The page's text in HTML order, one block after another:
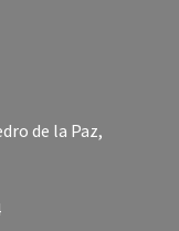
de la Paz,